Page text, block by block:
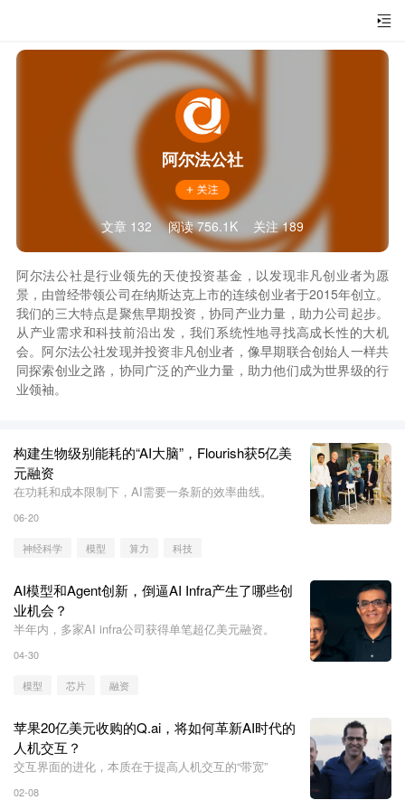
阿尔法公社
文章 132 阅读 756.1K 关注 189
阿尔法公社是行业领先的天使投资基金，以发现非凡创业者为愿
景，由曾经带领公司在纳斯达克上市的连续创业者于2015年创立。
我们的三大特点是聚焦早期投资，协同产业力量，助力公司起步。
从产业需求和科技前沿出发，我们系统性地寻找高成长性的大机
会。阿尔法公社发现并投资非凡创业者，像早期联合创始人一样共
同探索创业之路，协同广泛的产业力量，助力他们成为世界级的行
业领袖。
构建生物级别能耗的“AI大脑”，Flourish获5亿美
元融资
在功耗和成本限制下，AI需要一条新的效率曲线。
06-20
神经科学 模型 算力 科技
AI模型和Agent创新，倒逼AI Infra产生了哪些创
业机会？
半年内，多家AI infra公司获得单笔超亿美元融资。
04-30
模型 芯片 融资
苹果20亿美元收购的Q.ai，将如何革新AI时代的
人机交互？
交互界面的进化，本质在于提高人机交互的“带宽”
02-08